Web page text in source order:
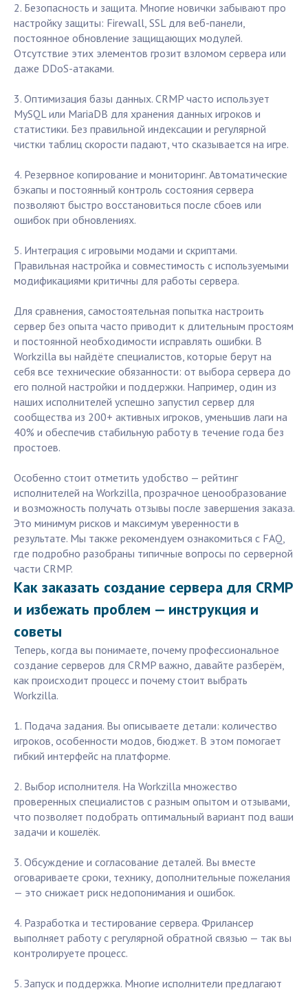
2. Безопасность и защита. Многие новички забывают про
настройку защиты: Firewall, SSL для веб-панели,
постоянное обновление защищающих модулей.
Отсутствие этих элементов грозит взломом сервера или
даже DDoS-атаками.
3. Оптимизация базы данных. CRMP часто использует
MySQL или MariaDB для хранения данных игроков и
статистики. Без правильной индексации и регулярной
чистки таблиц скорости падают, что сказывается на игре.
4. Резервное копирование и мониторинг. Автоматические
бэкапы и постоянный контроль состояния сервера
позволяют быстро восстановиться после сбоев или
ошибок при обновлениях.
5. Интеграция с игровыми модами и скриптами.
Правильная настройка и совместимость с используемыми
модификациями критичны для работы сервера.
Для сравнения, самостоятельная попытка настроить
сервер без опыта часто приводит к длительным простоям
и постоянной необходимости исправлять ошибки. В
Workzilla вы найдёте специалистов, которые берут на
себя все технические обязанности: от выбора сервера до
его полной настройки и поддержки. Например, один из
наших исполнителей успешно запустил сервер для
сообщества из 200+ активных игроков, уменьшив лаги на
40% и обеспечив стабильную работу в течение года без
простоев.
Особенно стоит отметить удобство — рейтинг
исполнителей на Workzilla, прозрачное ценообразование
и возможность получать отзывы после завершения заказа.
Это минимум рисков и максимум уверенности в
результате. Мы также рекомендуем ознакомиться с FAQ,
где подробно разобраны типичные вопросы по серверной
части CRMP.
Как заказать создание сервера для CRMP
и избежать проблем — инструкция и
советы
Теперь, когда вы понимаете, почему профессиональное
создание серверов для CRMP важно, давайте разберём,
как происходит процесс и почему стоит выбрать
Workzilla.
1. Подача задания. Вы описываете детали: количество
игроков, особенности модов, бюджет. В этом помогает
гибкий интерфейс на платформе.
2. Выбор исполнителя. На Workzilla множество
проверенных специалистов с разным опытом и отзывами,
что позволяет подобрать оптимальный вариант под ваши
задачи и кошелёк.
3. Обсуждение и согласование деталей. Вы вместе
оговариваете сроки, технику, дополнительные пожелания
— это снижает риск недопонимания и ошибок.
4. Разработка и тестирование сервера. Фрилансер
выполняет работу с регулярной обратной связью — так вы
контролируете процесс.
5. Запуск и поддержка. Многие исполнители предлагают